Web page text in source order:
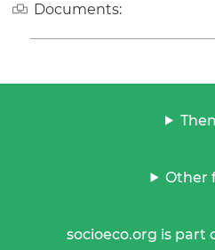
Documents:
Other
socioeco.org is part